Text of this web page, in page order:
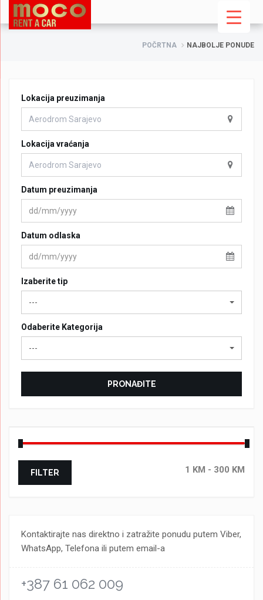
POČRTNA NAJBOLJE PONUDE
Lokacija preuzimanja
Lokacija vraćanja
Datum preuzimanja
Datum odlaska
Izaberite tip
---
Odaberite Kategorija
---
PRONAĐITE
FILTER
Kontaktirajte nas direktno i zatražite ponudu putem Viber,
WhatsApp, Telefona ili putem email-a
+387 61 062 009